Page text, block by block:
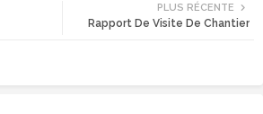
ats
PLUS RÉCENTE
Rapport De Visite De Chantier